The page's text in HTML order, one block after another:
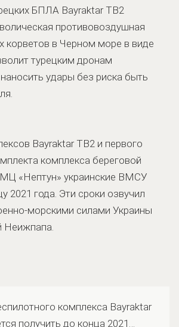
БПЛА Bayraktar TB2
противовоздушная
корветов в Черном море в виде
турецким дронам
удары без риска быть
Bayraktar TB2 и первого
комплекса береговой
«Нептун» украинские ВМСУ
2021 года. Эти сроки озвучил
морскими силами Украины
Неижпапа.
комплекса Bayraktar
получить до конца 2021…